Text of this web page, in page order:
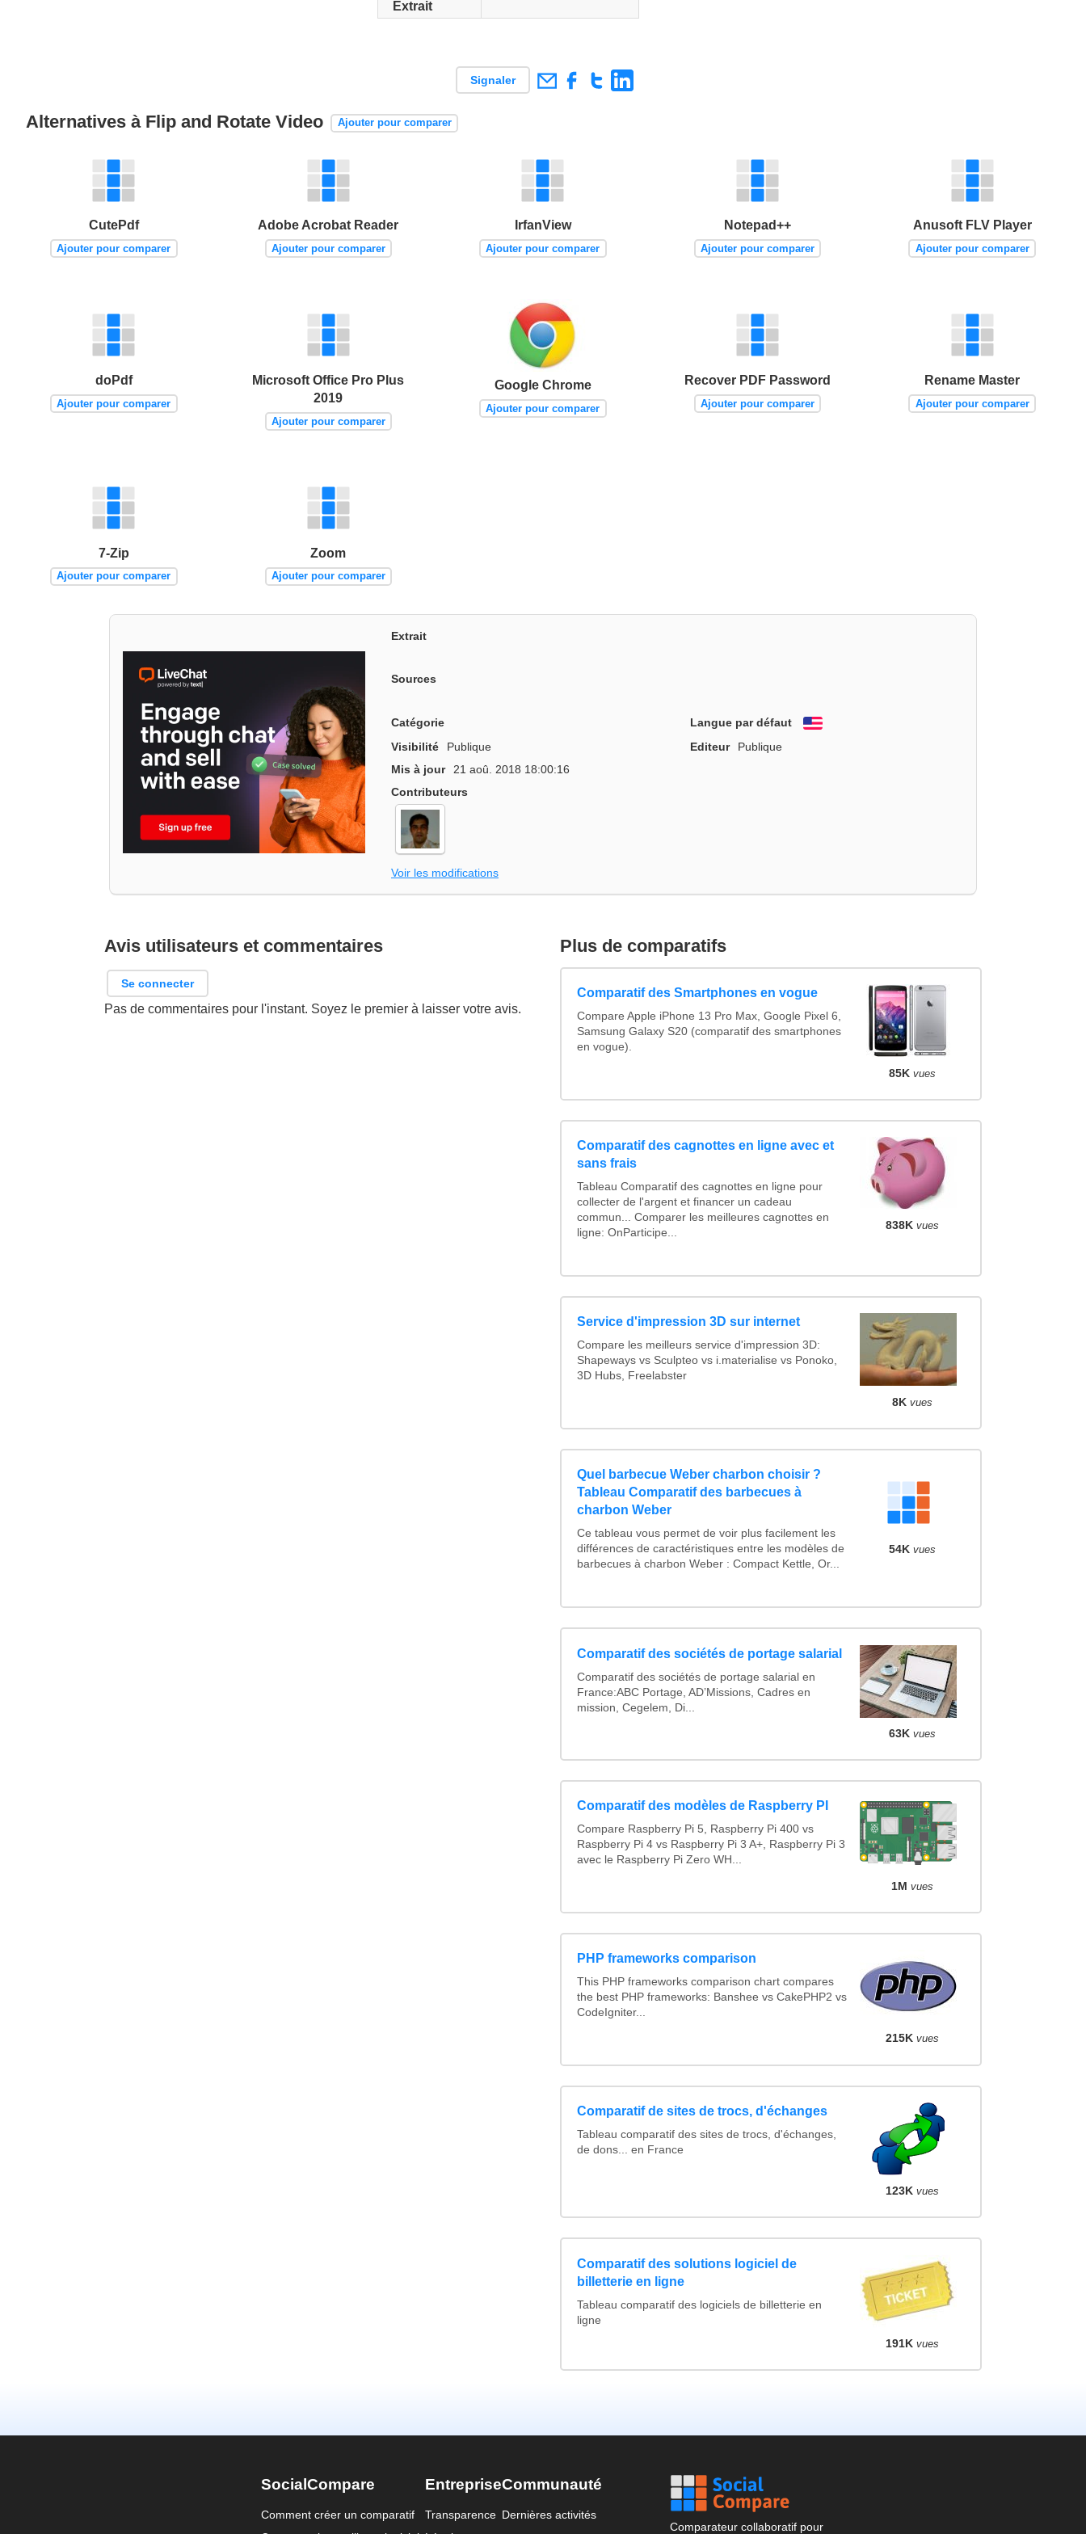
Extrait
Signaler
Alternatives à Flip and Rotate Video Ajouter pour comparer
CutePdf
Ajouter pour comparer
Adobe Acrobat Reader
Ajouter pour comparer
IrfanView
Ajouter pour comparer
Notepad++
Ajouter pour comparer
Anusoft FLV Player
Ajouter pour comparer
doPdf
Ajouter pour comparer
Microsoft Office Pro Plus
2019
Ajouter pour comparer
Google Chrome
Ajouter pour comparer
Recover PDF Password
Ajouter pour comparer
Rename Master
Ajouter pour comparer
7-Zip
Ajouter pour comparer
Zoom
Ajouter pour comparer
Extrait
Sources
Catégorie Langue par défaut
English
Visibilité
Publique Editeur
Publique
Mis à jour
21 aoû. 2018 18:00:16
Contributeurs
Voir les modifications
Avis utilisateurs et commentaires
Se connecter
Pas de commentaires pour l'instant. Soyez le premier à laisser votre avis.
Plus de comparatifs
Comparatif des Smartphones en vogue
Compare Apple iPhone 13 Pro Max, Google Pixel 6,
Samsung Galaxy S20 (comparatif des smartphones
en vogue).
85K vues
Comparatif des cagnottes en ligne avec et
sans frais
Tableau Comparatif des cagnottes en ligne pour
collecter de l'argent et financer un cadeau
commun... Comparer les meilleures cagnottes en
ligne: OnParticipe...
838K vues
Service d'impression 3D sur internet
Compare les meilleurs service d'impression 3D:
Shapeways vs Sculpteo vs i.materialise vs Ponoko,
3D Hubs, Freelabster
8K vues
Quel barbecue Weber charbon choisir ?
Tableau Comparatif des barbecues à
charbon Weber
Ce tableau vous permet de voir plus facilement les
différences de caractéristiques entre les modèles de
barbecues à charbon Weber : Compact Kettle, Or...
54K vues
Comparatif des sociétés de portage salarial
Comparatif des sociétés de portage salarial en
France:ABC Portage, AD’Missions, Cadres en
mission, Cegelem, Di...
63K vues
Comparatif des modèles de Raspberry PI
Compare Raspberry Pi 5, Raspberry Pi 400 vs
Raspberry Pi 4 vs Raspberry Pi 3 A+, Raspberry Pi 3
avec le Raspberry Pi Zero WH...
1M vues
PHP frameworks comparison
This PHP frameworks comparison chart compares
the best PHP frameworks: Banshee vs CakePHP2 vs
CodeIgniter...
215K vues
Comparatif de sites de trocs, d'échanges
Tableau comparatif des sites de trocs, d'échanges,
de dons... en France
123K vues
Comparatif des solutions logiciel de
billetterie en ligne
Tableau comparatif des logiciels de billetterie en
ligne
191K vues
SocialCompare
Comment créer un comparatif
Entreprise
Transparence
Communauté
Dernières activités
Comparateur collaboratif pour